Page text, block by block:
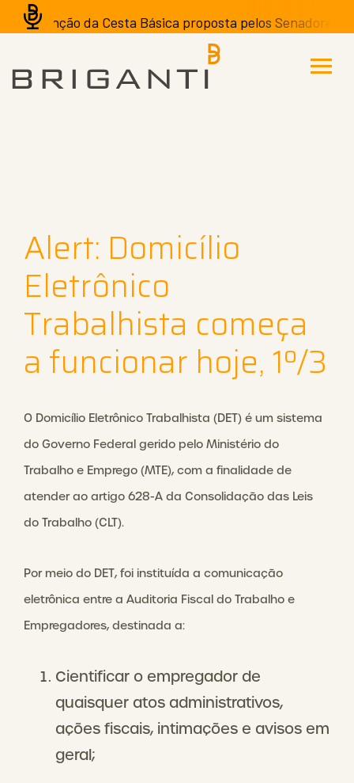
isenção da Cesta Básica proposta pelos Senadores
Alert: Domicílio
Eletrônico
Trabalhista começa
a funcionar hoje, 1º/3
O Domicílio Eletrônico Trabalhista (DET) é um sistema
do Governo Federal gerido pelo Ministério do
Trabalho e Emprego (MTE), com a finalidade de
atender ao artigo 628-A da Consolidação das Leis
do Trabalho (CLT).
Por meio do DET, foi instituída a comunicação
eletrônica entre a Auditoria Fiscal do Trabalho e
Empregadores, destinada a:
Cientificar o empregador de
quaisquer atos administrativos,
ações fiscais, intimações e avisos em
geral;